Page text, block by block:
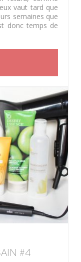
vaut tard que
semaines que
donc temps de
#4